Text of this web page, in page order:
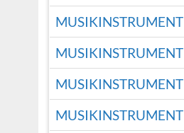
MUSIKINSTRUMENT
MUSIKINSTRUMENT
MUSIKINSTRUMENT
MUSIKINSTRUMENT